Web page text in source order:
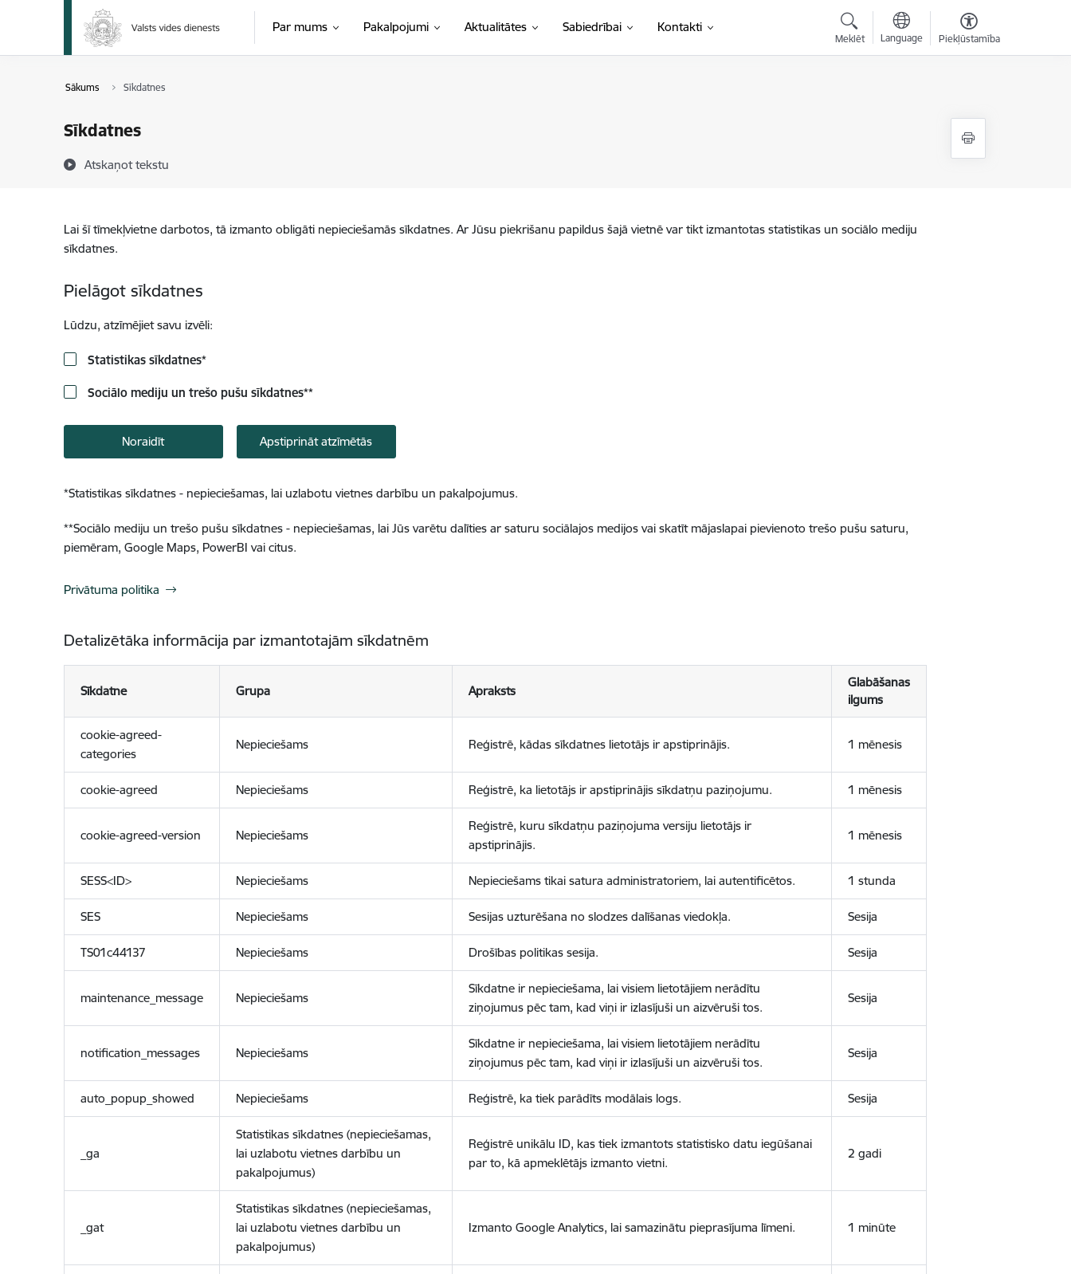
Pāriet uz lapas saturu
Par mums Pakalpojumi Aktualitātes Sabiedrībai Kontakti
Meklēt Language Piekļūstamība
Sākums Sīkdatnes
Sīkdatnes
Atskaņot tekstu
Lai šī tīmekļvietne darbotos, tā izmanto obligāti nepieciešamās sīkdatnes. Ar Jūsu piekrišanu papildus šajā vietnē var tikt izmantotas statistikas un sociālo mediju
sīkdatnes.
Pielāgot sīkdatnes
Lūdzu, atzīmējiet savu izvēli:
Statistikas sīkdatnes*
Sociālo mediju un trešo pušu sīkdatnes**
Noraidīt Apstiprināt atzīmētās
*Statistikas sīkdatnes - nepieciešamas, lai uzlabotu vietnes darbību un pakalpojumus.
**Sociālo mediju un trešo pušu sīkdatnes - nepieciešamas, lai Jūs varētu dalīties ar saturu sociālajos medijos vai skatīt mājaslapai pievienoto trešo pušu saturu,
piemēram, Google Maps, PowerBI vai citus.
Privātuma politika
Detalizētāka informācija par izmantotajām sīkdatnēm
Sīkdatne Grupa Apraksts
Glabāšanas
ilgums
cookie-agreed-
categories
Nepieciešams Reģistrē, kādas sīkdatnes lietotājs ir apstiprinājis. 1 mēnesis
cookie-agreed Nepieciešams Reģistrē, ka lietotājs ir apstiprinājis sīkdatņu paziņojumu. 1 mēnesis
cookie-agreed-version Nepieciešams
Reģistrē, kuru sīkdatņu paziņojuma versiju lietotājs ir
apstiprinājis.
1 mēnesis
SESS<ID> Nepieciešams Nepieciešams tikai satura administratoriem, lai autentificētos. 1 stunda
SES Nepieciešams Sesijas uzturēšana no slodzes dalīšanas viedokļa. Sesija
TS01c44137 Nepieciešams Drošības politikas sesija. Sesija
maintenance_message Nepieciešams
Sīkdatne ir nepieciešama, lai visiem lietotājiem nerādītu
ziņojumus pēc tam, kad viņi ir izlasījuši un aizvēruši tos.
Sesija
notification_messages Nepieciešams
Sīkdatne ir nepieciešama, lai visiem lietotājiem nerādītu
ziņojumus pēc tam, kad viņi ir izlasījuši un aizvēruši tos.
Sesija
auto_popup_showed Nepieciešams Reģistrē, ka tiek parādīts modālais logs. Sesija
_ga
Statistikas sīkdatnes (nepieciešamas,
lai uzlabotu vietnes darbību un
pakalpojumus)
Reģistrē unikālu ID, kas tiek izmantots statistisko datu iegūšanai
par to, kā apmeklētājs izmanto vietni.
2 gadi
_gat
Statistikas sīkdatnes (nepieciešamas,
lai uzlabotu vietnes darbību un
pakalpojumus)
Izmanto Google Analytics, lai samazinātu pieprasījuma līmeni. 1 minūte